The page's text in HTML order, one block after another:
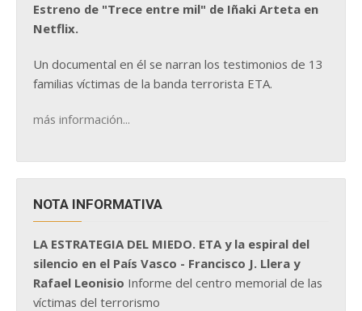
Estreno de "Trece entre mil" de Iñaki Arteta en
Netflix.
Un documental en él se narran los testimonios de 13
familias víctimas de la banda terrorista ETA.
más información...
NOTA INFORMATIVA
LA ESTRATEGIA DEL MIEDO. ETA y la espiral del
silencio en el País Vasco - Francisco J. Llera y
Rafael Leonisio Informe del centro memorial de las
víctimas del terrorismo